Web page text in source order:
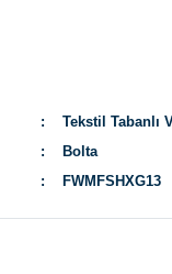
Tekstil Tabanlı
Bolta
FWMFSHXG13